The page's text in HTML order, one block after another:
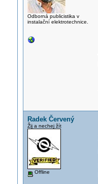
Odborná publicistika v
instalační elektrotechnice.
Radek Červený
Žij a nechej žít
Offline